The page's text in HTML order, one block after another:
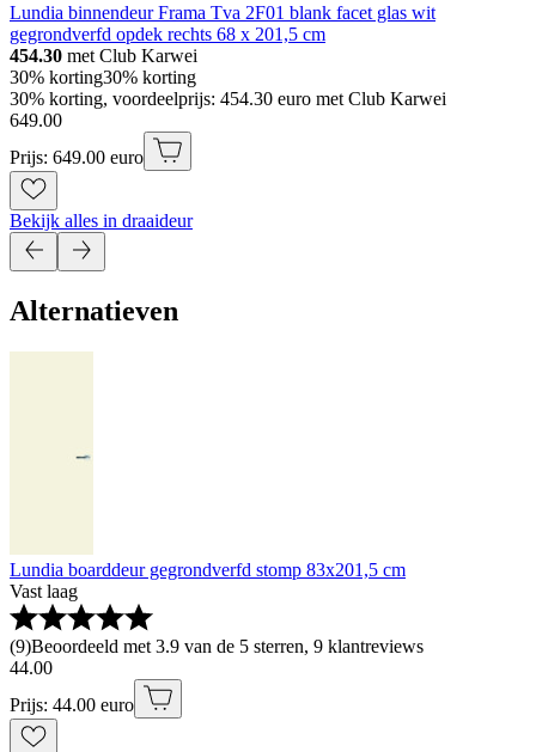
Lundia binnendeur Frama Tva 2F01 blank facet glas wit
gegrondverfd opdek rechts 68 x 201,5 cm
454.30 met Club Karwei
30% korting30% korting
30% korting, voordeelprijs: 454.30 euro met Club Karwei
649.00
Prijs: 649.00 euro
Bekijk alles in draaideur
Alternatieven
Lundia boarddeur gegrondverfd stomp 83x201,5 cm
Vast laag
(9)Beoordeeld met 3.9 van de 5 sterren, 9 klantreviews
44.00
Prijs: 44.00 euro